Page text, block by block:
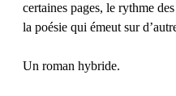
certaines pages, le rythme
la poésie qui émeut sur
Un roman hybride.